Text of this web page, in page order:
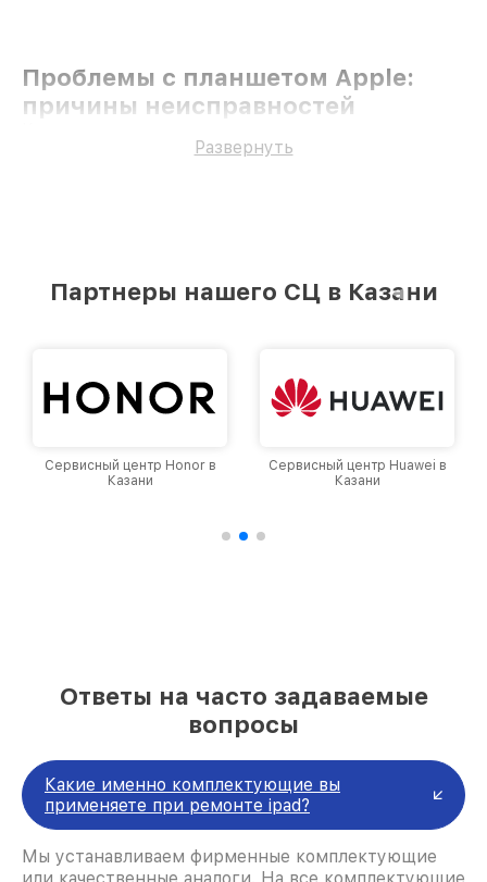
Проблемы с планшетом Apple:
причины неисправностей
Развернуть
Партнеры нашего СЦ в Казани
Сервисный центр Honor в
Казани
Сервисный центр Huawei в
Казани
Ответы на часто задаваемые
вопросы
Какие именно комплектующие вы
применяете при ремонте ipad?
Мы устанавливаем фирменные комплектующие